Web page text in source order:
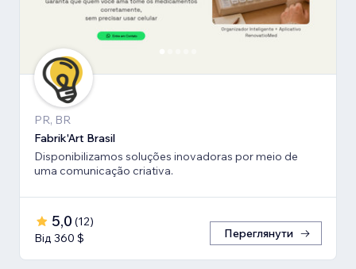
PR, BR
Fabrik'Art Brasil
Disponibilizamos soluções inovadoras por meio de
uma comunicação criativa.
5,0 (12)
Від 360 $
Переглянути